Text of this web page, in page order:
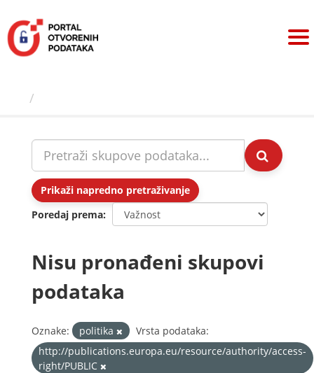
sadržaj
Prikaži napredno pretraživanje
Poredaj prema
Nisu pronađeni skupovi
podataka
Oznake: politika
Vrsta podataka:
http://publications.europa.eu/resource/authority/access-
right/PUBLIC